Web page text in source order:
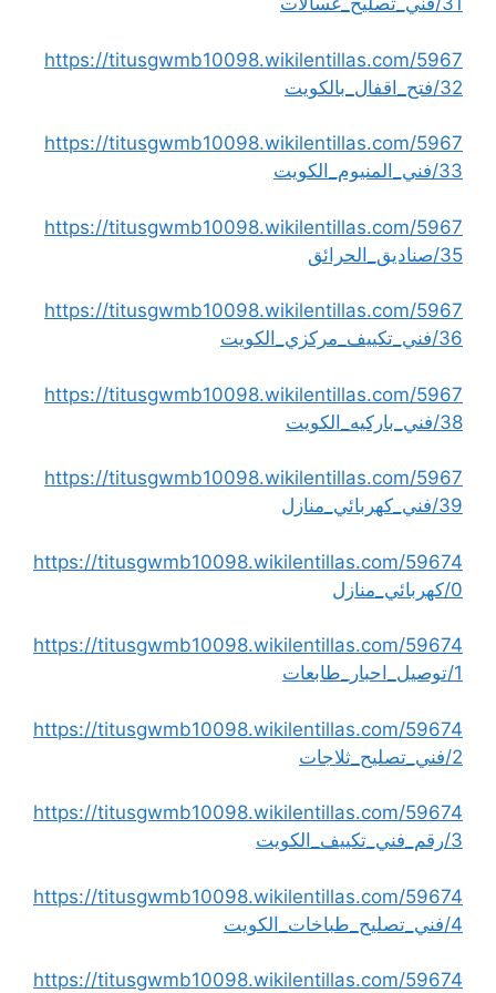
https://titusgwmb10098.wikilentillas.com/5967
32/فتح_اقفال_بالكويت
https://titusgwmb10098.wikilentillas.com/5967
33/فني_المنيوم_الكويت
https://titusgwmb10098.wikilentillas.com/5967
35/صناديق_الحرائق
https://titusgwmb10098.wikilentillas.com/5967
36/فني_تكييف_مركزي_الكويت
https://titusgwmb10098.wikilentillas.com/5967
38/فني_باركيه_الكويت
https://titusgwmb10098.wikilentillas.com/5967
39/فني_كهربائي_منازل
https://titusgwmb10098.wikilentillas.com/59674
0/كهربائي_منازل
https://titusgwmb10098.wikilentillas.com/59674
1/توصيل_احبار_طابعات
https://titusgwmb10098.wikilentillas.com/59674
2/فني_تصليح_ثلاجات
https://titusgwmb10098.wikilentillas.com/59674
3/رقم_فني_تكييف_الكويت
https://titusgwmb10098.wikilentillas.com/59674
4/فني_تصليح_طباخات_الكويت
https://titusgwmb10098.wikilentillas.com/59674